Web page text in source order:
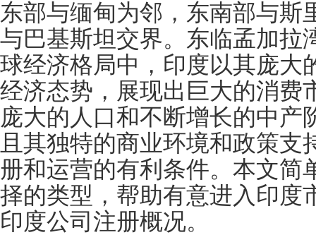
东部与缅甸为邻，东南部与斯
与巴基斯坦交界。东临孟加拉
球经济格局中，印度以其庞大
经济态势，展现出巨大的消费
庞大的人口和不断增长的中产
且其独特的商业环境和政策
册和运营的有利条件。本文简
择的类型，帮助有意进入印度
印度公司注册概况。